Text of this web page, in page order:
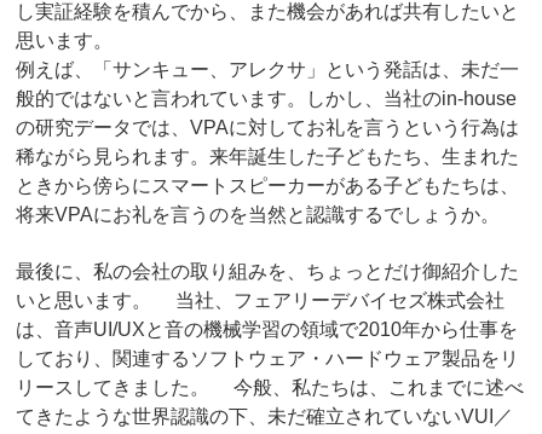
し実証経験を積んでから、また機会があれば共有したいと
思います。
例えば、「サンキュー、アレクサ」という発話は、未だ一
般的ではないと言われています。しかし、当社のin-house
の研究データでは、VPAに対してお礼を言うという行為は
稀ながら見られます。来年誕生した子どもたち、生まれた
ときから傍らにスマートスピーカーがある子どもたちは、
将来VPAにお礼を言うのを当然と認識するでしょうか。
最後に、私の会社の取り組みを、ちょっとだけ御紹介した
いと思います。 当社、フェアリーデバイセズ株式会社
は、音声UI/UXと音の機械学習の領域で2010年から仕事を
しており、関連するソフトウェア・ハードウェア製品をリ
リースしてきました。 今般、私たちは、これまでに述べ
てきたような世界認識の下、未だ確立されていないVUI／